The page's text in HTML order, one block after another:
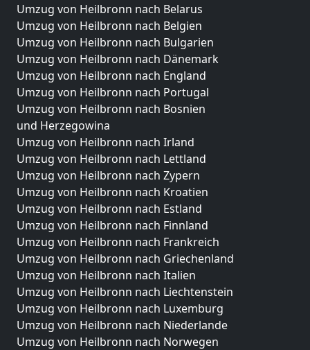
Umzug von Heilbronn nach Belarus
Umzug von Heilbronn nach Belgien
Umzug von Heilbronn nach Bulgarien
Umzug von Heilbronn nach Dänemark
Umzug von Heilbronn nach England
Umzug von Heilbronn nach Portugal
Umzug von Heilbronn nach Bosnien
und Herzegowina
Umzug von Heilbronn nach Irland
Umzug von Heilbronn nach Lettland
Umzug von Heilbronn nach Zypern
Umzug von Heilbronn nach Kroatien
Umzug von Heilbronn nach Estland
Umzug von Heilbronn nach Finnland
Umzug von Heilbronn nach Frankreich
Umzug von Heilbronn nach Griechenland
Umzug von Heilbronn nach Italien
Umzug von Heilbronn nach Liechtenstein
Umzug von Heilbronn nach Luxemburg
Umzug von Heilbronn nach Niederlande
Umzug von Heilbronn nach Norwegen